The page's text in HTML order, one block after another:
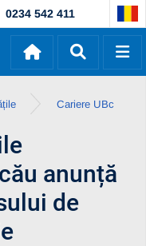
0234 542 411
Cariere UBc
anunță
de